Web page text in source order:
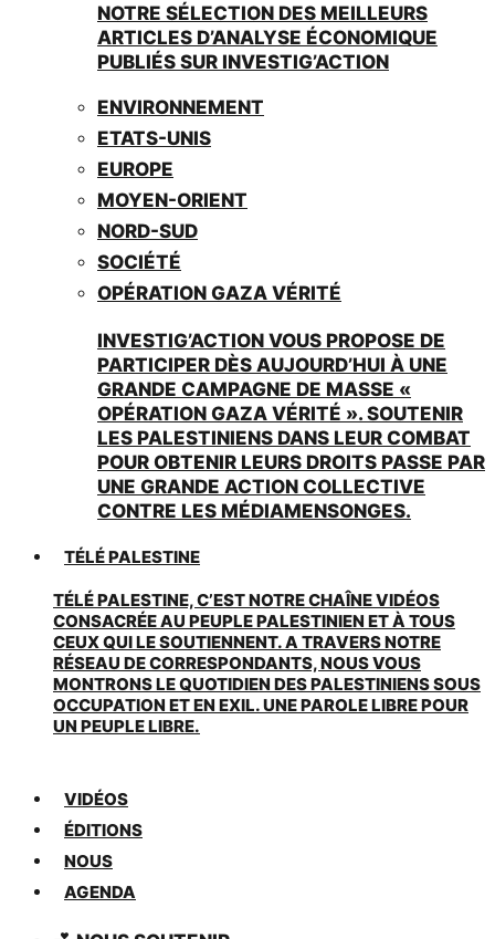
NOTRE SÉLECTION DES MEILLEURS
ARTICLES D’ANALYSE ÉCONOMIQUE
PUBLIÉS SUR INVESTIG’ACTION
ENVIRONNEMENT
ETATS-UNIS
EUROPE
MOYEN-ORIENT
NORD-SUD
SOCIÉTÉ
OPÉRATION GAZA VÉRITÉ
INVESTIG’ACTION VOUS PROPOSE DE
PARTICIPER DÈS AUJOURD’HUI À UNE
GRANDE CAMPAGNE DE MASSE «
OPÉRATION GAZA VÉRITÉ ». SOUTENIR
LES PALESTINIENS DANS LEUR COMBAT
POUR OBTENIR LEURS DROITS PASSE PAR
UNE GRANDE ACTION COLLECTIVE
CONTRE LES MÉDIAMENSONGES.
TÉLÉ PALESTINE
TÉLÉ PALESTINE, C’EST NOTRE CHAÎNE VIDÉOS
CONSACRÉE AU PEUPLE PALESTINIEN ET À TOUS
CEUX QUI LE SOUTIENNENT. A TRAVERS NOTRE
RÉSEAU DE CORRESPONDANTS, NOUS VOUS
MONTRONS LE QUOTIDIEN DES PALESTINIENS SOUS
OCCUPATION ET EN EXIL. UNE PAROLE LIBRE POUR
UN PEUPLE LIBRE.
VIDÉOS
ÉDITIONS
NOUS
AGENDA